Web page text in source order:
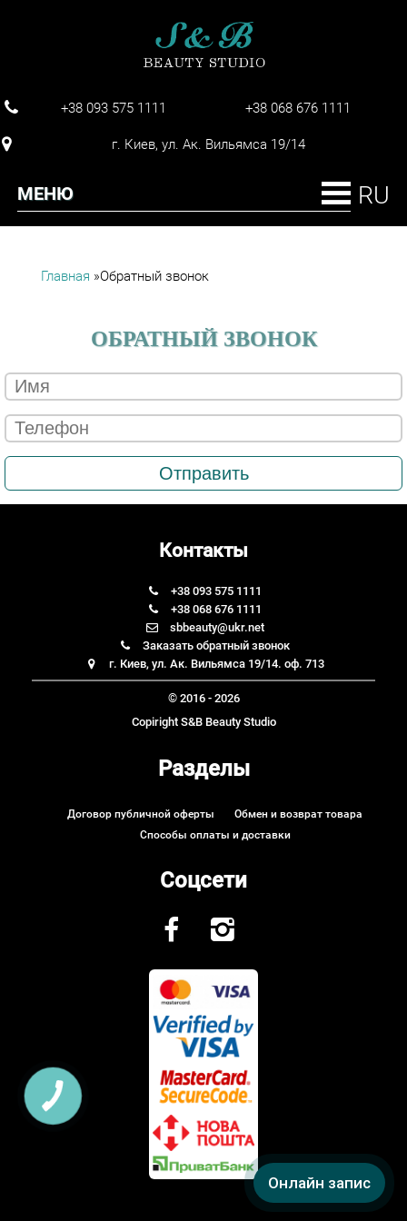
+38 093 575 1111 +38 068 676 1111
г. Киев, ул. Ак. Вильямса 19/14
МЕНЮ
Главная »Обратный звонок
ОБРАТНЫЙ ЗВОНОК
Имя *
Телефон*
Контакты
+38 093 575 1111
+38 068 676 1111
sbbeauty@ukr.net
Заказать обратный звонок
г. Киев, ул. Ак. Вильямса 19/14. оф. 713
© 2016 - 2026
Copiright S&B Beauty Studio
Разделы
Договор публичной оферты
Обмен и возврат товара
Способы оплаты и доставки
Соцсети
Онлайн запис